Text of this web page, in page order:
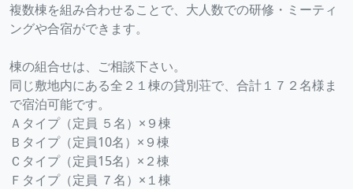
複数棟を組み合わせることで、大人数での研修・ミーティ
ングや合宿ができます。
棟の組合せは、ご相談下さい。
同じ敷地内にある全２１棟の貸別荘で、合計１７２名様ま
で宿泊可能です。
Ａタイプ（定員 ５名）×９棟
Ｂタイプ（定員10名）×９棟
Ｃタイプ（定員15名）×２棟
Ｆタイプ（定員 ７名）×１棟